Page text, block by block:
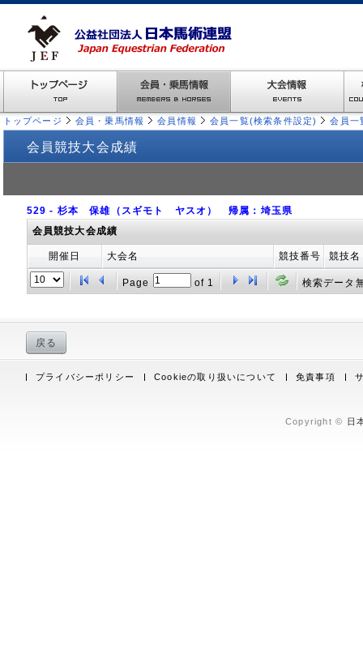
トップページ 会員・乗馬情報 会員情報 会員一覧(検索条件設定) 会員一
会員競技大会成績
529 - 杉本 保雄（スギモト ヤスオ） 帰属：埼玉県
会員競技大会成績
開催日 大会名 競技番号 競技名
Page of1 検索データ
戻る
プライバシーポリシー Cookieの取り扱いについて 免責事項
Copyright © 日